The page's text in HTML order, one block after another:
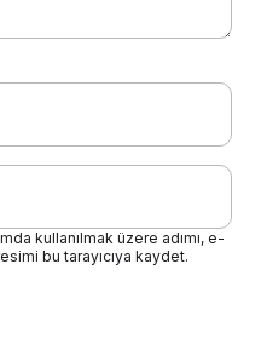
kullanılmak üzere adımı, e-
bu tarayıcıya kaydet.